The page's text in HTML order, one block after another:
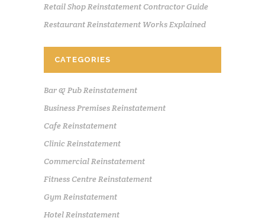
Retail Shop Reinstatement Contractor Guide
Restaurant Reinstatement Works Explained
CATEGORIES
Bar & Pub Reinstatement
Business Premises Reinstatement
Cafe Reinstatement
Clinic Reinstatement
Commercial Reinstatement
Fitness Centre Reinstatement
Gym Reinstatement
Hotel Reinstatement